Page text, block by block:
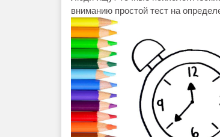
вниманию простой тест на